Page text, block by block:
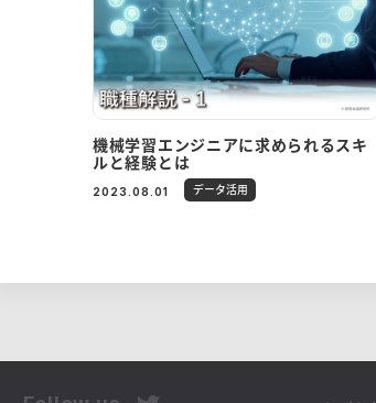
機械学習エンジニアに求められるスキ
ルと経験とは
2023.08.01 データ活用